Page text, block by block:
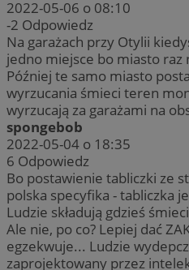
2022-05-06 o 08:10
-2 Odpowiedz
Na garażach przy Otylii
jedno miejsce bo miasto raz
Później te samo miasto
wyrzucania śmieci teren
wyrzucają za garażami na
spongebob
2022-05-04 o 18:35
6 Odpowiedz
Bo postawienie tabliczki ze
polska specyfika - tabliczka
Ludzie składują gdzieś
Ale nie, po co? Lepiej dać
egzekwuje... Ludzie
zaprojektowany przez